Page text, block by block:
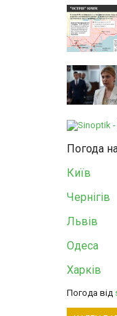
Погода
Київ
Чернігів
Львів
Одеса
Харків
Погода від